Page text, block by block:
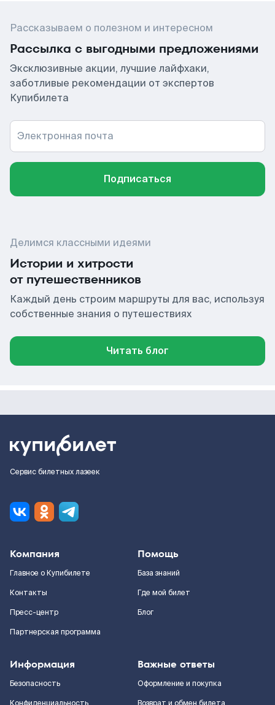
Рассказываем о полезном и интересном
Рассылка с выгодными предложениями
Эксклюзивные акции, лучшие лайфхаки,
заботливые рекомендации от экспертов
Купибилета
Электронная почта
Подписаться
Делимся классными идеями
Истории и хитрости
от путешественников
Каждый день строим маршруты для вас, используя
собственные знания о путешествиях
Читать блог
Сервис билетных лазеек
Компания
Главное о Купибилете
Контакты
Пресс-центр
Партнерская программа
Помощь
База знаний
Где мой билет
Блог
Информация
Безопасность
Важные ответы
Оформление и покупка